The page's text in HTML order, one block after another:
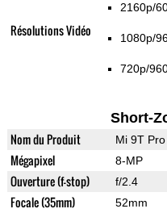
Résolutions Vidéo
2160p/
1080p/
720p/
Short-
Nom du Produit Mi 9T Pro
Mégapixel 8-MP
Ouverture (f-stop) f/2.4
Focale (35mm) 52mm